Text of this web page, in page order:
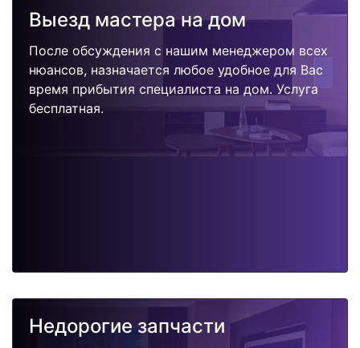
Выезд мастера на дом
После обсуждения с нашим менеджером всех
нюансов, назначается любое удобное для Вас
время прибытия специалиста на дом. Услуга
бесплатная.
Недорогие запчасти